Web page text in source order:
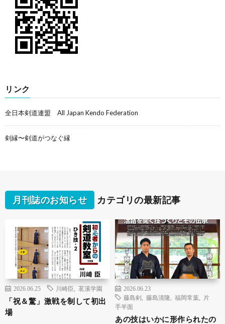
リンク
全日本剣道連盟 All Japan Kendo Federation
剣縁〜剣道がつなぐ縁
月刊誌のお知らせ カテゴリの最新記事
2026.06.25 川崎臣 茗溪学園
「祝＆驚」激戦を制して初出
場
2026.06.23
藤島剣
藤島清隆 福岡常葉
片
手半面
あの技はいかに形作られたの